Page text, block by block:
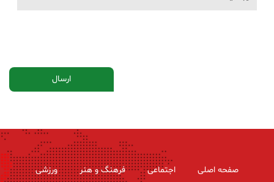
صفحه اصلی اجتماعی فرهنگ و هنر ورزشی